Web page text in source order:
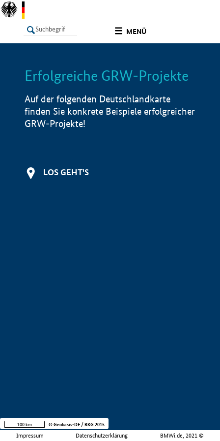
MENÜ
LISTE Info
Erfolgreiche GRW-Projekte
Auf der folgenden Deutschlandkarte
finden Sie konkrete Beispiele erfolgreicher
GRW-Projekte!
LOS GEHT'S
Impressum Datenschutzerklärung BMWi.de, 2021 ©
100 km © Geobasis-DE / BKG 2015